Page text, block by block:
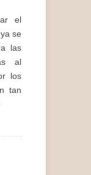
el
se
las
al
los
tan